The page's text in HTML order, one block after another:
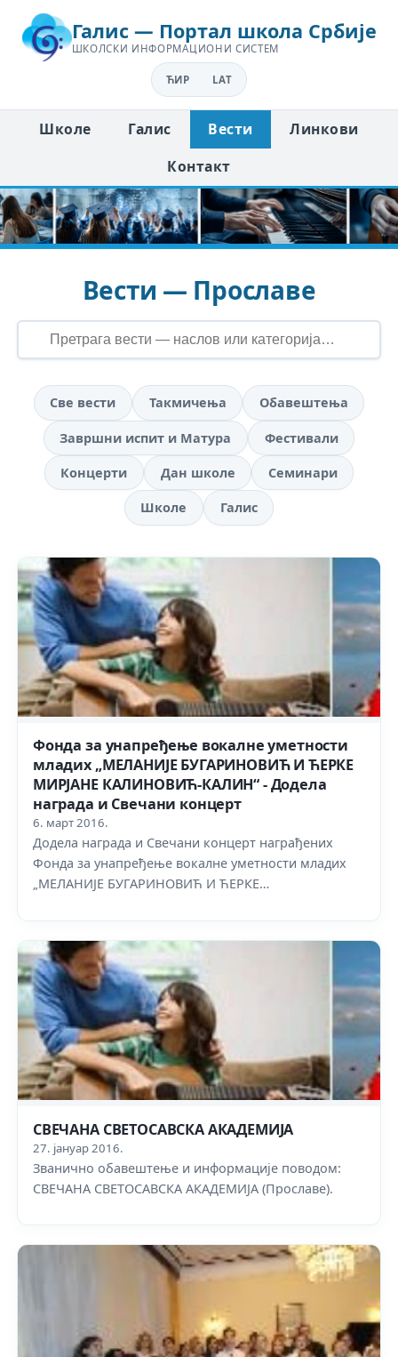
Галис — Портал школа Србије
ШКОЛСКИ ИНФОРМАЦИОНИ СИСТЕМ
ЋИР LAT
Школе Галис Вести
Линкови
Контакт
Вести — Прославе
Све вести Такмичења Обавештења
Завршни испит и Матура Фестивали
Концерти Дан школе Семинари
Школе Галис
Фонда за унапређење вокалне уметности
младих „МЕЛАНИЈЕ БУГАРИНОВИЋ И ЋЕРКЕ
МИРЈАНЕ КАЛИНОВИЋ-КАЛИН“ - Додела
награда и Свечани концерт
6. март 2016.
Додела награда и Свечани концерт награђених
Фонда за унапређење вокалне уметности младих
„МЕЛАНИЈЕ БУГАРИНОВИЋ И ЋЕРКЕ…
СВЕЧАНА СВЕТОСАВСКА АКАДЕМИЈА
27. јануар 2016.
Званично обавештење и информације поводом:
СВЕЧАНА СВЕТОСАВСКА АКАДЕМИЈА (Прославе).